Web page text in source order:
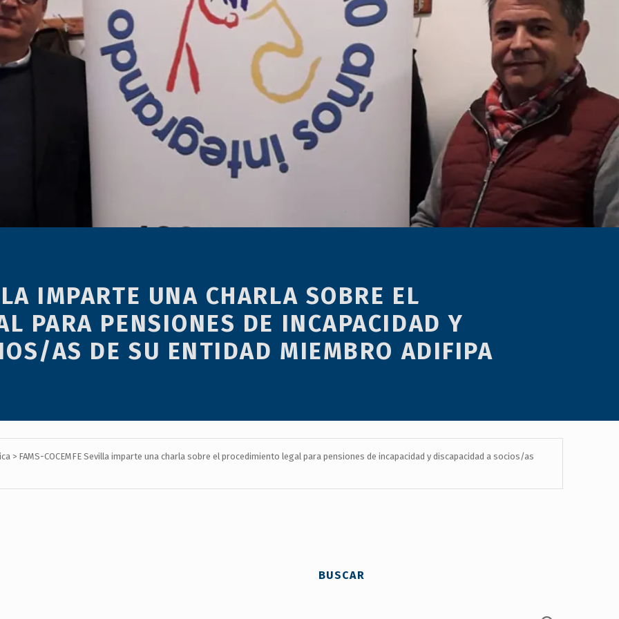
IMPARTE UNA CHARLA SOBRE EL
PARA PENSIONES DE INCAPACIDAD Y
AS DE SU ENTIDAD MIEMBRO ADIFIPA
> FAMS-COCEMFE Sevilla imparte una charla sobre el procedimiento legal para pensiones de incapacidad y discapacidad a socios/as
BUSCAR